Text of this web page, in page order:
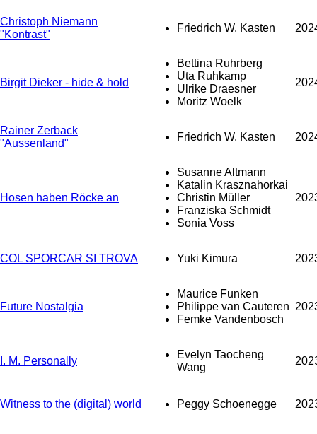
Christoph Niemann
"Kontrast"
Friedrich W. Kasten
Birgit Dieker - hide & hold
Bettina Ruhrberg
Uta Ruhkamp
Ulrike Draesner
Moritz Woelk
Rainer Zerback
"Aussenland"
Friedrich W. Kasten
Hosen haben Röcke an
Susanne Altmann
Katalin Krasznahorkai
Christin Müller
Franziska Schmidt
Sonia Voss
COL SPORCAR SI TROVA Yuki Kimura
Future Nostalgia
Maurice Funken
Philippe van Cauteren
Femke Vandenbosch
I. M. Personally
Evelyn Taocheng
Wang
Witness to the (digital) world Peggy Schoenegge